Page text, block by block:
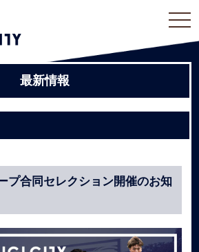
最新情報
プ合同セレクション開催のお知